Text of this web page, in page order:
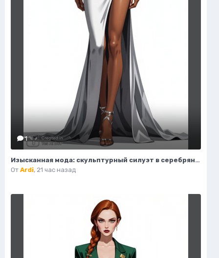
1
Изысканная мода: скульптурный силуэт в серебряном платье. Картинка из нейронной сети Flux 1
От Ardi, 21 час назад